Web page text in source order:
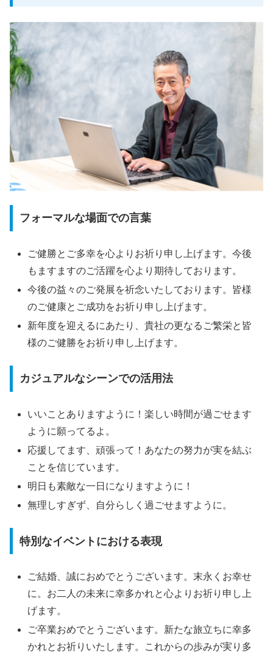
フォーマルな場面での言葉
ご健勝とご多幸を心よりお祈り申し上げます。今後
もますますのご活躍を心より期待しております。
今後の益々のご発展を祈念いたしております。皆様
のご健康とご成功をお祈り申し上げます。
新年度を迎えるにあたり、貴社の更なるご繁栄と皆
様のご健勝をお祈り申し上げます。
カジュアルなシーンでの活用法
いいことありますように！楽しい時間が過ごせます
ように願ってるよ。
応援してます、頑張って！あなたの努力が実を結ぶ
ことを信じています。
明日も素敵な一日になりますように！
無理しすぎず、自分らしく過ごせますように。
特別なイベントにおける表現
ご結婚、誠におめでとうございます。末永くお幸せ
に。お二人の未来に幸多かれと心よりお祈り申し上
げます。
ご卒業おめでとうございます。新たな旅立ちに幸多
かれとお祈りいたします。これからの歩みが実り多